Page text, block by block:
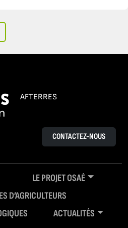
AFTERRES
CONTACTEZ-NOUS
LE PROJET OSAÉ
D’AGRICULTEURS
ACTUALITÉS